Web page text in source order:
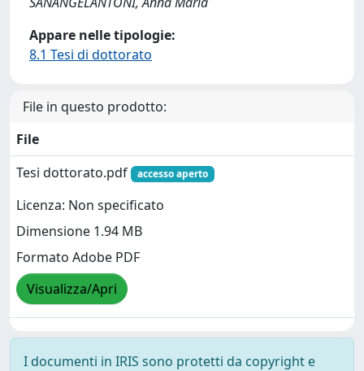
Appare nelle tipologie:
8.1 Tesi di dottorato
File in questo prodotto:
File
Tesi dottorato.pdf
accesso aperto
Licenza: Non specificato
Dimensione 1.94 MB
Formato Adobe PDF
Visualizza/Apri
I documenti in IRIS sono protetti da copyright e